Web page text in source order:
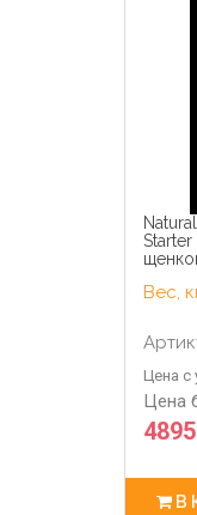
Вес,
Цена с
Цена
В